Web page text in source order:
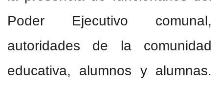
Poder Ejecutivo comunal,
autoridades de la comunidad
educativa, alumnos y alumnas.